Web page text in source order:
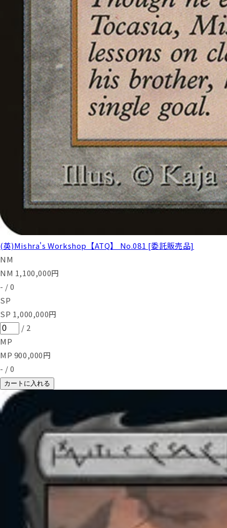
(英)Mishra's Workshop【ATQ】 No.081 [委託販売品]
NM
NM 1,100,000円
- / 0
SP
SP 1,000,000円
/ 2
MP
MP 900,000円
- / 0
カートに入れる